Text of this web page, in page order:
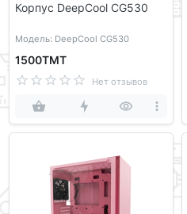
Корпус DeepCool CG530
Модель: DeepCool CG530
1500ТМТ
Нет отзывов